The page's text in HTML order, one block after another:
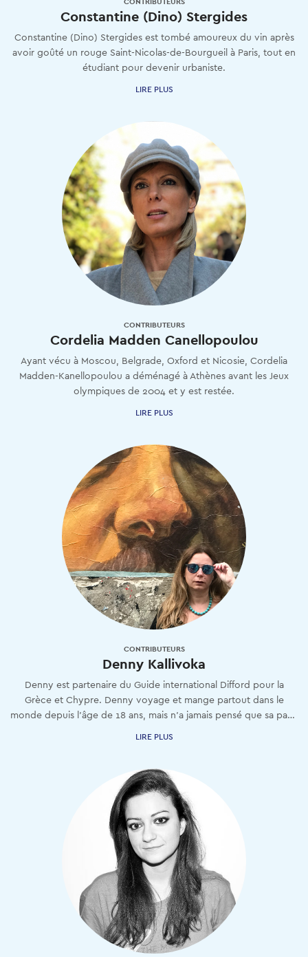
Constantine (Dino) Stergides
Constantine (Dino) Stergides est tombé amoureux du vin après
avoir goûté un rouge Saint-Nicolas-de-Bourgueil à Paris, tout en
étudiant pour devenir urbaniste.
LIRE PLUS
CONTRIBUTEURS
Cordelia Madden Canellopoulou
Ayant vécu à Moscou, Belgrade, Oxford et Nicosie, Cordelia
Madden-Kanellopoulou a déménagé à Athènes avant les Jeux
olympiques de 2004 et y est restée.
LIRE PLUS
CONTRIBUTEURS
Denny Kallivoka
Denny est partenaire du Guide international Difford pour la
Grèce et Chypre. Denny voyage et mange partout dans le
monde depuis l'âge de 18 ans, mais n'a jamais pensé que sa passion deviendrait un métier.
LIRE PLUS